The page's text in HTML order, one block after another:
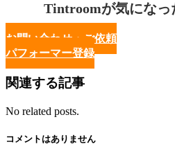
Tintroomが気になっ
お問い合わせ・ご依頼
パフォーマー登録
関連する記事
No related posts.
コメントはありません